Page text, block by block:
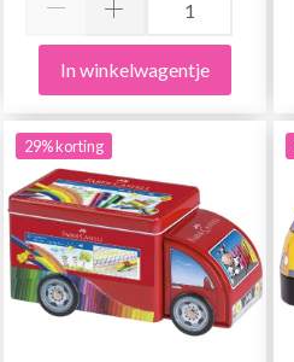
In winkelwagentje
29% korting